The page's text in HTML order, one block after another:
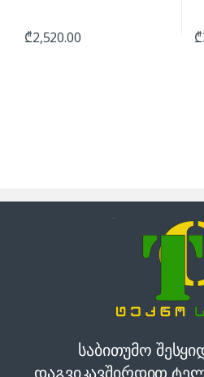
₾2,520.00 ₾
საბითუმო
დაგვიკავშირდით